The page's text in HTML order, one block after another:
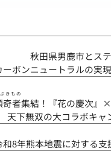
秋田県男鹿市とス
ーボンニュートラルの実
奇者
きもの
集結！『花の慶次』
天下無双の大コラボキャ
和8年熊本地震に対する支